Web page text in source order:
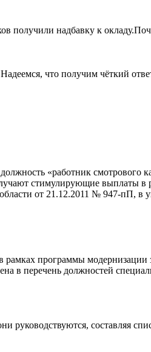
надбавку к
что получим чёткий
«работник смотрового
стимулирующие выплаты в
от 21.12.2011 № 947-пП,
программы модернизации
в перечень должностей
руководствуются, составляя